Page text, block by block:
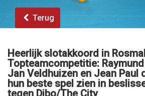
Terug
Heerlijk slotakkoord in
Topteamcompetitie:
Jan Veldhuizen en Jean Paul
hun beste spel zien in
tegen Dibo/The City